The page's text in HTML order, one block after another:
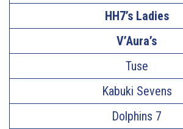
HH7’s Ladies
V’Aura’s
Tuse
Kabuki Sevens
Dolphins 7